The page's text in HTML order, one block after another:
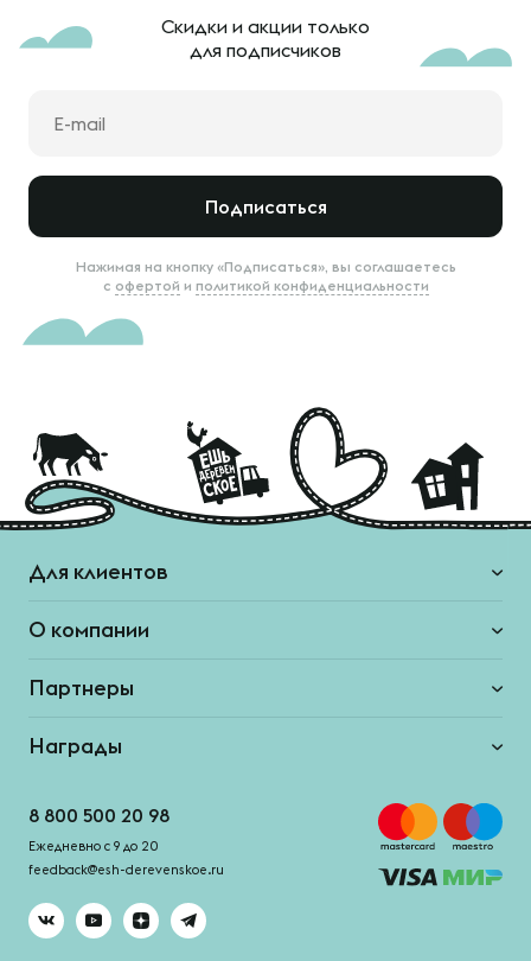
Скидки и акции только
для подписчиков
Подписаться
Нажимая на кнопку «Подписаться», вы соглашаетесь
с офертой и политикой конфиденциальности
Для клиентов
О компании
Партнеры
Награды
8 800 500 20 98
Ежедневно с 9 до 20
feedback@esh-derevenskoe.ru